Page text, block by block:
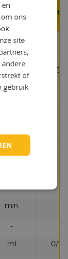
kg/m³
mm²/s
°C
KOH/g
min
-
ml 0/
ons
site
of
gebruik